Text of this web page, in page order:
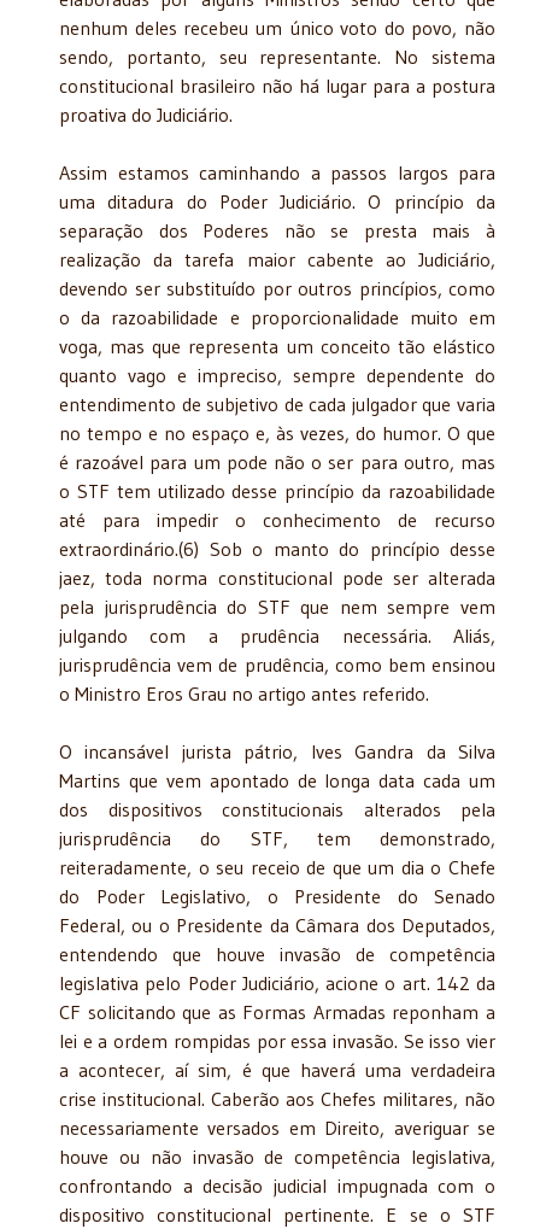
nenhum deles recebeu um único voto do povo, não
sendo, portanto, seu representante. No sistema
constitucional brasileiro não há lugar para a postura
proativa do Judiciário.
Assim estamos caminhando a passos largos para
uma ditadura do Poder Judiciário. O princípio da
separação dos Poderes não se presta mais à
realização da tarefa maior cabente ao Judiciário,
devendo ser substituído por outros princípios, como
o da razoabilidade e proporcionalidade muito em
voga, mas que representa um conceito tão elástico
quanto vago e impreciso, sempre dependente do
entendimento de subjetivo de cada julgador que varia
no tempo e no espaço e, às vezes, do humor. O que
é razoável para um pode não o ser para outro, mas
o STF tem utilizado desse princípio da razoabilidade
até para impedir o conhecimento de recurso
extraordinário.(6) Sob o manto do princípio desse
jaez, toda norma constitucional pode ser alterada
pela jurisprudência do STF que nem sempre vem
julgando com a prudência necessária. Aliás,
jurisprudência vem de prudência, como bem ensinou
o Ministro Eros Grau no artigo antes referido.
O incansável jurista pátrio, Ives Gandra da Silva
Martins que vem apontado de longa data cada um
dos dispositivos constitucionais alterados pela
jurisprudência do STF, tem demonstrado,
reiteradamente, o seu receio de que um dia o Chefe
do Poder Legislativo, o Presidente do Senado
Federal, ou o Presidente da Câmara dos Deputados,
entendendo que houve invasão de competência
legislativa pelo Poder Judiciário, acione o art. 142 da
CF solicitando que as Formas Armadas reponham a
lei e a ordem rompidas por essa invasão. Se isso vier
a acontecer, aí sim, é que haverá uma verdadeira
crise institucional. Caberão aos Chefes militares, não
necessariamente versados em Direito, averiguar se
houve ou não invasão de competência legislativa,
confrontando a decisão judicial impugnada com o
dispositivo constitucional pertinente. E se o STF